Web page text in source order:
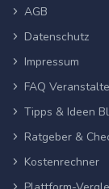
AGB
Datenschutz
Impressum
FAQ
Tipps & Ideen
Ratgeber &
Kostenrechner